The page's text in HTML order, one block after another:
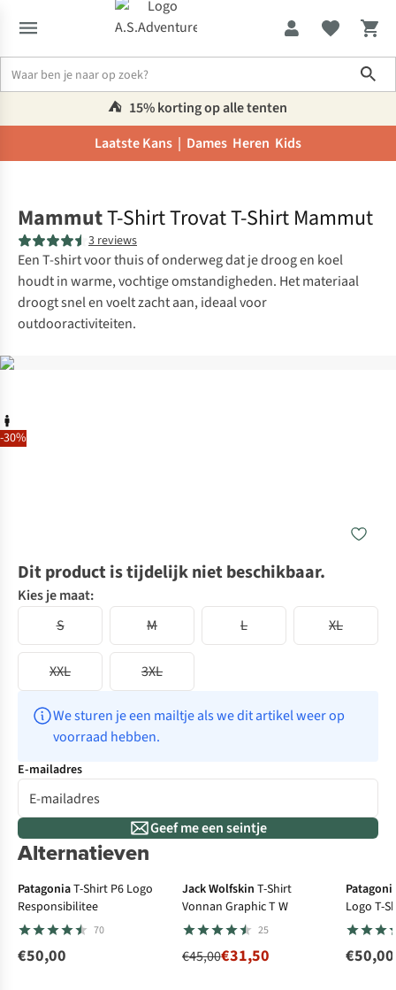
⛺️ 15% korting op alle tenten
Laatste Kans | Dames Heren Kids
-30%
MammutT-Shirt Trovat T-Shirt Mammut
3 reviews
Een T-shirt voor thuis of onderweg dat je droog en koel
houdt in warme, vochtige omstandigheden. Het materiaal
droogt snel en voelt zacht aan, ideaal voor
outdooractiviteiten.
Dit product is tijdelijk niet beschikbaar.
Kies je maat:
S
M L XL
XXL 3XL
We sturen je een mailtje als we dit artikel weer op
voorraad hebben.
E-mailadres
Geef me een seintje
Alternatieven
PatagoniaT-Shirt P6 Logo
Responsibilitee
70
€50,00
Jack Wolfskin T-Shirt
Vonnan Graphic T W
25
€45,00€31,50
Logo T-
€50,00